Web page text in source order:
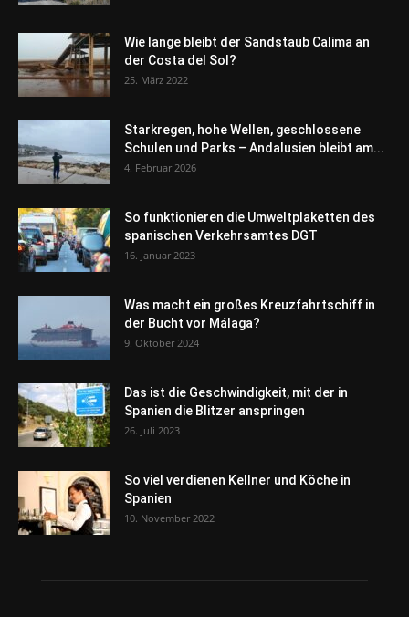
Wie lange bleibt der Sandstaub Calima an
der Costa del Sol?
25. März 2022
Starkregen, hohe Wellen, geschlossene
Schulen und Parks – Andalusien bleibt am...
4. Februar 2026
So funktionieren die Umweltplaketten des
spanischen Verkehrsamtes DGT
16. Januar 2023
Was macht ein großes Kreuzfahrtschiff in
der Bucht vor Málaga?
9. Oktober 2024
Das ist die Geschwindigkeit, mit der in
Spanien die Blitzer anspringen
26. Juli 2023
So viel verdienen Kellner und Köche in
Spanien
10. November 2022